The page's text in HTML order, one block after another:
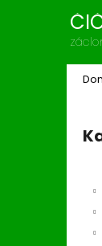
Zpět
obchodu
Zpět
obchodu